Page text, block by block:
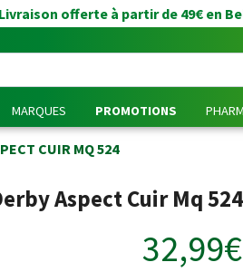
offerte à partir de 49€ en
MARQUES PROMOTIONS
CUIR MQ 524
Aspect Cuir Mq 524
32,99€